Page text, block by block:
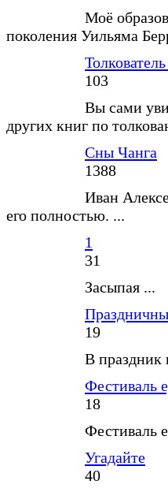
Моё
поколения Уильяма
103
Вы сами
других книг по
Сны Чанга
1388
Иван
его полностью. ...
1
31
Засыпая ...
19
В праздник
Фестиваль
18
Фестиваль
Угадайте
40